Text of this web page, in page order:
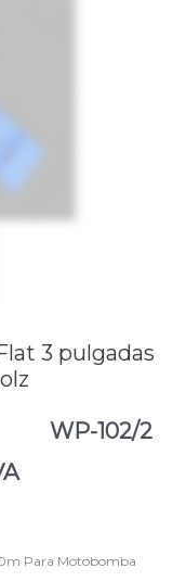
3 pulgadas
WP-102/2
Para Motobomba